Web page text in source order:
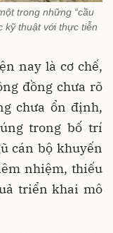
trong những “cầu
kỹ thuật với thực tiễn
nay là cơ chế,
đồng chưa rõ
chưa ổn định,
trong bố trí
cán bộ khuyến
nhiệm, thiếu
triển khai mô